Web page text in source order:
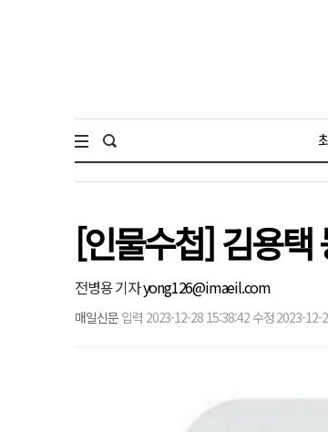
[인물수첩] 김용택
전병용 기자yong126@imaeil.com
매일신문 입력 2023-12-28 15:38:42 수정 2023-12-